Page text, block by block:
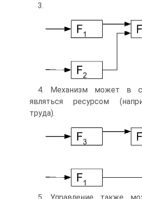
3.
4. Механизм может в
являться ресурсом
труда).